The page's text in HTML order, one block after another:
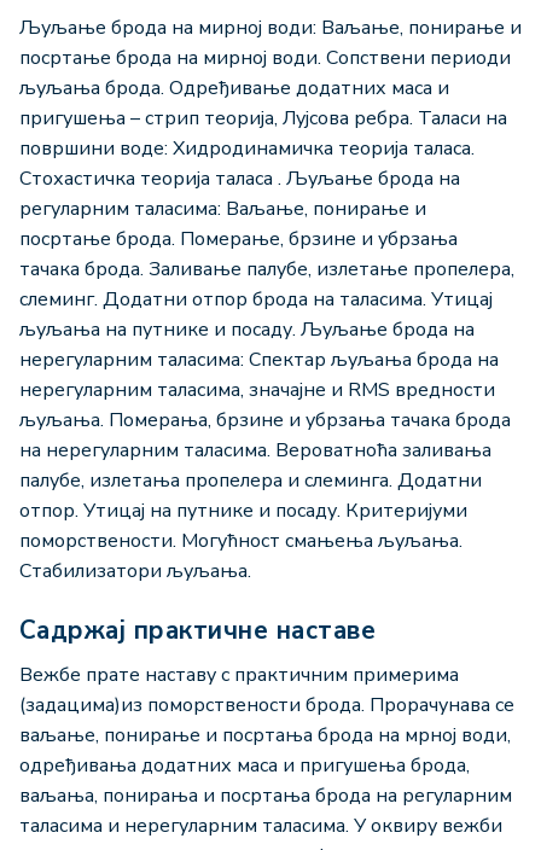
Љуљање брода на мирној води: Ваљање, понирање и
посртање брода на мирној води. Сопствени периоди
љуљања брода. Одређивање додатних маса и
пригушења – стрип теорија, Лујсова ребра. Таласи на
површини воде: Хидродинамичка теорија таласа.
Стохастичка теорија таласа . Љуљање брода на
регуларним таласима: Ваљање, понирање и
посртање брода. Померање, брзине и убрзања
тачака брода. Заливање палубе, излетање пропелера,
слеминг. Додатни отпор брода на таласима. Утицај
љуљања на путнике и посаду. Љуљање брода на
нерегуларним таласима: Спектар љуљања брода на
нерегуларним таласима, значајне и RMS вредности
љуљања. Померања, брзине и убрзања тачака брода
на нерегуларним таласима. Вероватноћа заливања
палубе, излетања пропелера и слеминга. Додатни
отпор. Утицај на путнике и посаду. Критеријуми
поморствености. Могућност смањења љуљања.
Стабилизатори љуљања.
Садржај практичне наставе
Вежбе прате наставу с практичним примерима
(задацима)из поморствености брода. Прорачунава се
ваљање, понирање и посртања брода на мрној води,
одређивања додатних маса и пригушења брода,
ваљања, понирања и посртања брода на регуларним
таласима и нерегуларним таласима. У оквиру вежби